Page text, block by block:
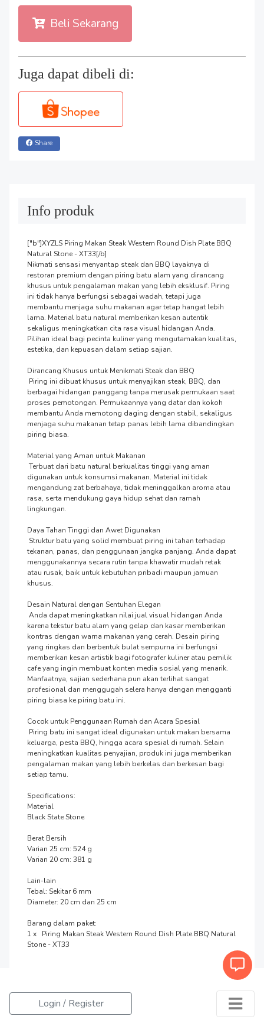
Beli Sekarang
Juga dapat dibeli di:
Share
Info produk
["b"]XYZLS Piring Makan Steak Western Round Dish Plate BBQ
Natural Stone - XT33[/b]
Nikmati sensasi menyantap steak dan BBQ layaknya di
restoran premium dengan piring batu alam yang dirancang
khusus untuk pengalaman makan yang lebih eksklusif. Piring
ini tidak hanya berfungsi sebagai wadah, tetapi juga
membantu menjaga suhu makanan agar tetap hangat lebih
lama. Material batu natural memberikan kesan autentik
sekaligus meningkatkan cita rasa visual hidangan Anda.
Pilihan ideal bagi pecinta kuliner yang mengutamakan kualitas,
estetika, dan kepuasan dalam setiap sajian.
Dirancang Khusus untuk Menikmati Steak dan BBQ
berbagai hidangan panggang tanpa merusak permukaan saat
proses pemotongan. Permukaannya yang datar dan kokoh
membantu Anda memotong daging dengan stabil, sekaligus
menjaga suhu makanan tetap panas lebih lama dibandingkan
piring biasa.
Material yang Aman untuk Makanan
digunakan untuk konsumsi makanan. Material ini tidak
mengandung zat berbahaya, tidak meninggalkan aroma atau
rasa, serta mendukung gaya hidup sehat dan ramah
lingkungan.
Daya Tahan Tinggi dan Awet Digunakan
tekanan, panas, dan penggunaan jangka panjang. Anda dapat
menggunakannya secara rutin tanpa khawatir mudah retak
atau rusak, baik untuk kebutuhan pribadi maupun jamuan
khusus.
Desain Natural dengan Sentuhan Elegan
karena tekstur batu alam yang gelap dan kasar memberikan
kontras dengan warna makanan yang cerah. Desain piring
yang ringkas dan berbentuk bulat sempurna ini berfungsi
memberikan kesan artistik bagi fotografer kuliner atau pemilik
cafe yang ingin membuat konten media sosial yang menarik.
Manfaatnya, sajian sederhana pun akan terlihat sangat
profesional dan menggugah selera hanya dengan mengganti
piring biasa ke piring batu ini.
Cocok untuk Penggunaan Rumah dan Acara Spesial
keluarga, pesta BBQ, hingga acara spesial di rumah. Selain
meningkatkan kualitas penyajian, produk ini juga memberikan
pengalaman makan yang lebih berkelas dan berkesan bagi
setiap tamu.
Specifications:
Material
Black State Stone
Berat Bersih
Varian 25 cm: 524 g
Varian 20 cm: 381 g
Lain-lain
Tebal: Sekitar 6 mm
Diameter: 20 cm dan 25 cm
Barang dalam paket:
1 x   Piring Makan Steak Western Round Dish Plate BBQ Natural
Stone - XT33
Login / Register